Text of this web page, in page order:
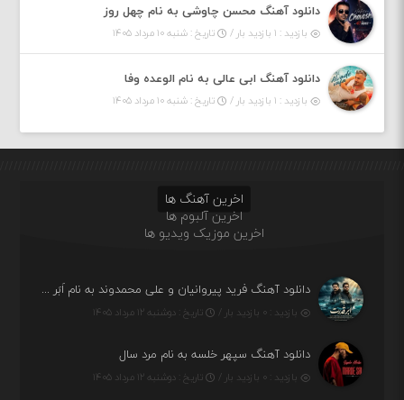
دانلود آهنگ محسن چاوشی به نام چهل روز
بازدید : ۱ بازدید بار / تاریخ : شنبه ۱۰ مرداد ۱۴۰۵
دانلود آهنگ ابی عالی به نام الوعده وفا
بازدید : ۱ بازدید بار / تاریخ : شنبه ۱۰ مرداد ۱۴۰۵
اخرین آهنگ ها
اخرین آلبوم ها
اخرین موزیک ویدیو ها
دانلود آهنگ فرید پیروانیان و علی محمدوند به نام اَبَر قدرت
بازدید : ۰ بازدید بار / تاریخ : دوشنبه ۱۲ مرداد ۱۴۰۵
دانلود آهنگ سپهر خلسه به نام مرد سال
بازدید : ۰ بازدید بار / تاریخ : دوشنبه ۱۲ مرداد ۱۴۰۵